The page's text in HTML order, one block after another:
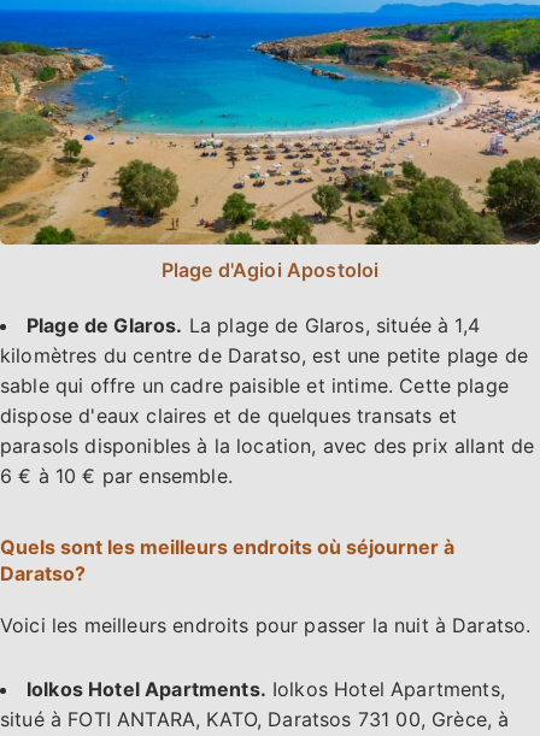
Plage d'Agioi Apostoloi
Plage de Glaros. La plage de Glaros, située à 1,4
kilomètres du centre de Daratso, est une petite plage de
sable qui offre un cadre paisible et intime. Cette plage
dispose d'eaux claires et de quelques transats et
parasols disponibles à la location, avec des prix allant de
6 € à 10 € par ensemble.
Quels sont les meilleurs endroits où séjourner à
Daratso?
Voici les meilleurs endroits pour passer la nuit à Daratso.
Iolkos Hotel Apartments. Iolkos Hotel Apartments,
situé à FOTI ANTARA, KATO, Daratsos 731 00, Grèce, à